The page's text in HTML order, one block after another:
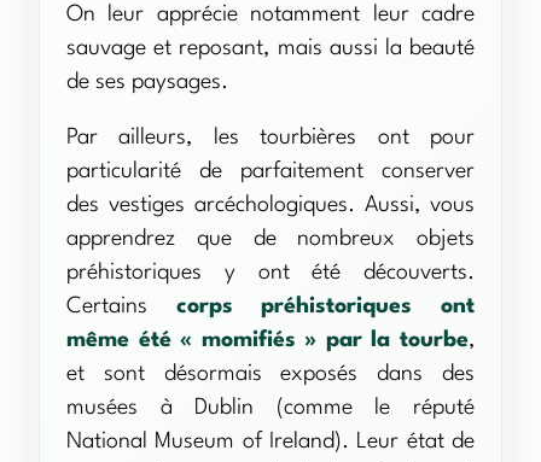
On leur apprécie notamment leur cadre
sauvage et reposant, mais aussi la beauté
de ses paysages.
Par ailleurs, les tourbières ont pour
particularité de parfaitement conserver
des vestiges arcéchologiques. Aussi, vous
apprendrez que de nombreux objets
préhistoriques y ont été découverts.
Certains corps préhistoriques ont
même été « momifiés » par la tourbe,
et sont désormais exposés dans des
musées à Dublin (comme le réputé
National Museum of Ireland). Leur état de